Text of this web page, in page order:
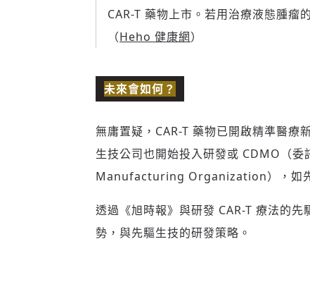
CAR-T 藥物上市。若用治療液態腫瘤
（Heho 健康網）
未來會如何？
無庸置疑，CAR-T 藥物已開啟精準醫療
生技公司也開始投入研發或 CDMO（
Manufacturing Organization），如先
透過《旭時報》與研發 CAR-T 療法的
勢，與先驅生技的研發策略。